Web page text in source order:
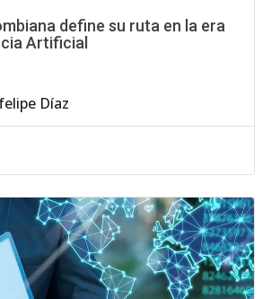
define su ruta en la era
Artificial
Díaz